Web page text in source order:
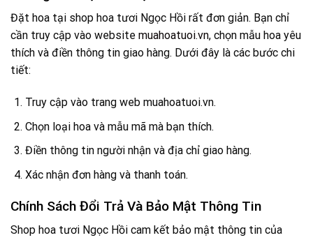
Đặt hoa tại shop hoa tươi Ngọc Hồi rất đơn giản. Bạn chỉ
cần truy cập vào website muahoatuoi.vn, chọn mẫu hoa yêu
thích và điền thông tin giao hàng. Dưới đây là các bước chi
tiết:
Truy cập vào trang web muahoatuoi.vn.
Chọn loại hoa và mẫu mã mà bạn thích.
Điền thông tin người nhận và địa chỉ giao hàng.
Xác nhận đơn hàng và thanh toán.
Chính Sách Đổi Trả Và Bảo Mật Thông Tin
Shop hoa tươi Ngọc Hồi cam kết bảo mật thông tin của